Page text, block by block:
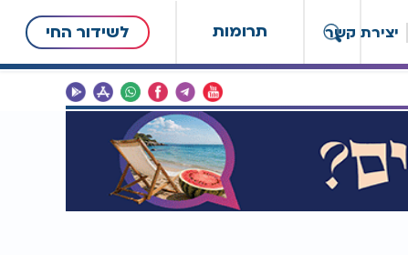
תרומות לשידור החי יצירת קשר